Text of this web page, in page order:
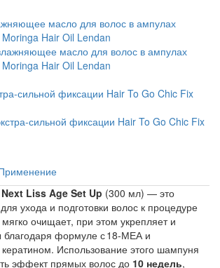
масло для волос в ампулах
Hair Oil Lendan
сильной фиксации Hair To Go Chic Fix
Liss Age Set Up (300 мл) — это
ухода и подготовки волос к процедуре
очищает, при этом укрепляет и
благодаря формуле с 18‑МЕА и
Использование этого шампуня
эффект прямых волос до 10 недель,